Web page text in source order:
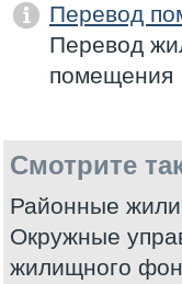
Перевод
Перевод
помещения
Смотрите
Районные
Окружные
жилищного